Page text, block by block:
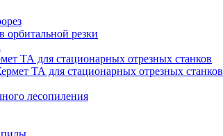
орбитальной резки
ТА для стационарных отрезных станков
ТА для стационарных отрезных станков
лесопиления
пилы